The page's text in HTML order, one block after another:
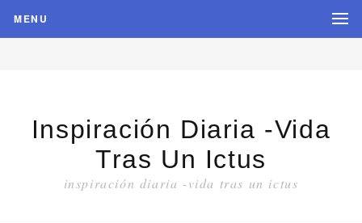
MENU
Inspiración Diaria -vida
Tras Un Ictus
inspiración diaria -vida tras un ictus